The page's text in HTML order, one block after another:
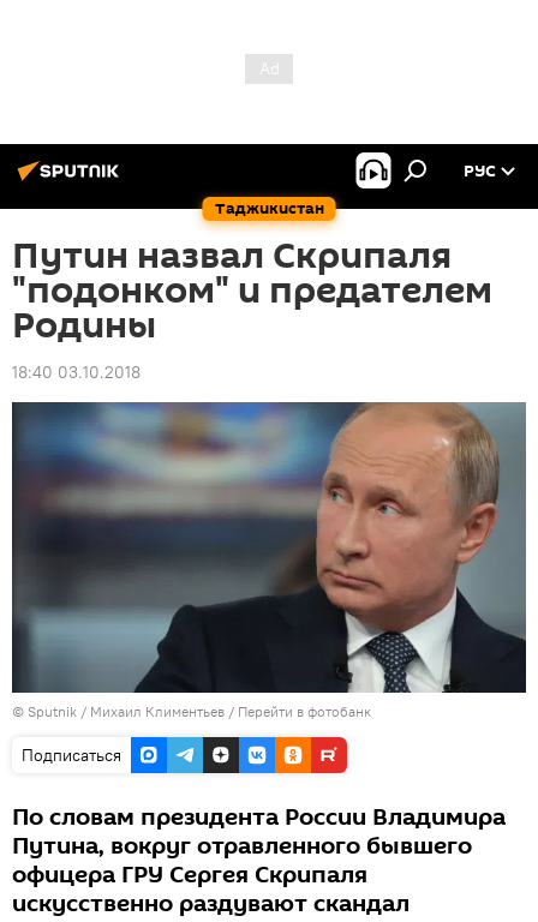
Таджикистан
РУС
Путин назвал Скрипаля
"подонком" и предателем
Родины
18:40 03.10.2018
© Sputnik / Михаил Климентьев / Перейти в фотобанк
Подписаться
По словам президента России Владимира
Путина, вокруг отравленного бывшего
офицера ГРУ Сергея Скрипаля
искусственно раздувают скандал